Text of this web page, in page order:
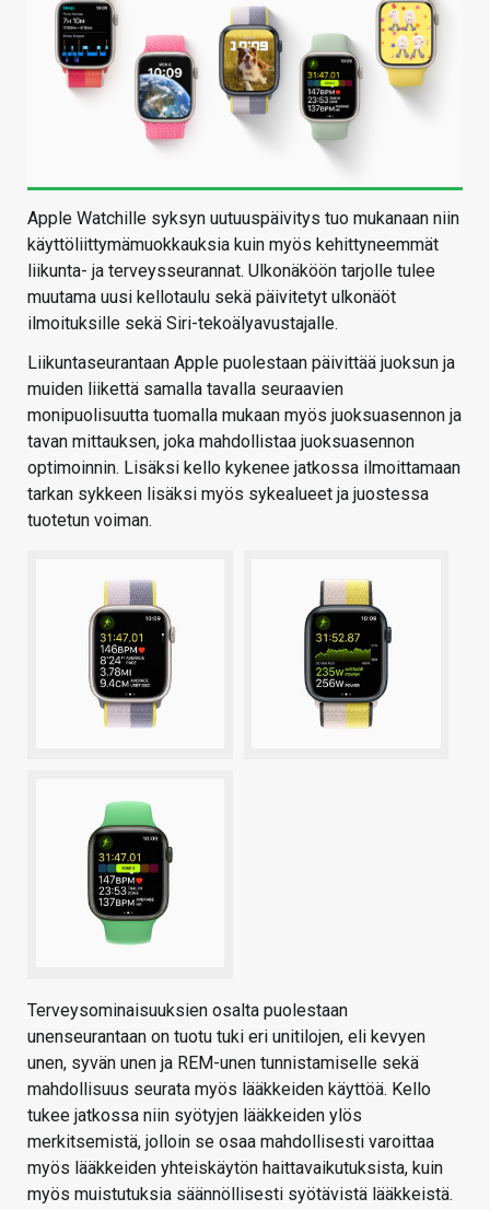
Apple Watchille syksyn uutuuspäivitys tuo mukanaan niin
käyttöliittymämuokkauksia kuin myös kehittyneemmät
liikunta- ja terveysseurannat. Ulkonäköön tarjolle tulee
muutama uusi kellotaulu sekä päivitetyt ulkonäöt
ilmoituksille sekä Siri-tekoälyavustajalle.
Liikuntaseurantaan Apple puolestaan päivittää juoksun ja
muiden liikettä samalla tavalla seuraavien
monipuolisuutta tuomalla mukaan myös juoksuasennon ja
tavan mittauksen, joka mahdollistaa juoksuasennon
optimoinnin. Lisäksi kello kykenee jatkossa ilmoittamaan
tarkan sykkeen lisäksi myös sykealueet ja juostessa
tuotetun voiman.
Terveysominaisuuksien osalta puolestaan
unenseurantaan on tuotu tuki eri unitilojen, eli kevyen
unen, syvän unen ja REM-unen tunnistamiselle sekä
mahdollisuus seurata myös lääkkeiden käyttöä. Kello
tukee jatkossa niin syötyjen lääkkeiden ylös
merkitsemistä, jolloin se osaa mahdollisesti varoittaa
myös lääkkeiden yhteiskäytön haittavaikutuksista, kuin
myös muistutuksia säännöllisesti syötävistä lääkkeistä.